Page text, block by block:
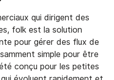
qui dirigent des
folk est la solution
pour gérer des flux de
simple pour être
conçu pour les petites